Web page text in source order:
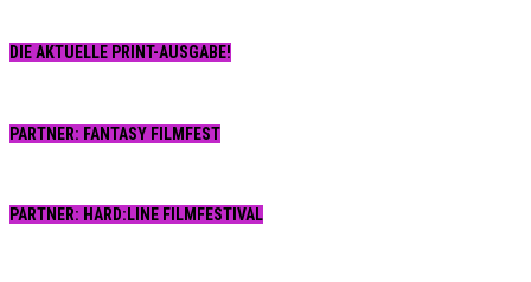
DIE AKTUELLE PRINT-AUSGABE!
PARTNER: FANTASY FILMFEST
PARTNER: HARD:LINE FILMFESTIVAL